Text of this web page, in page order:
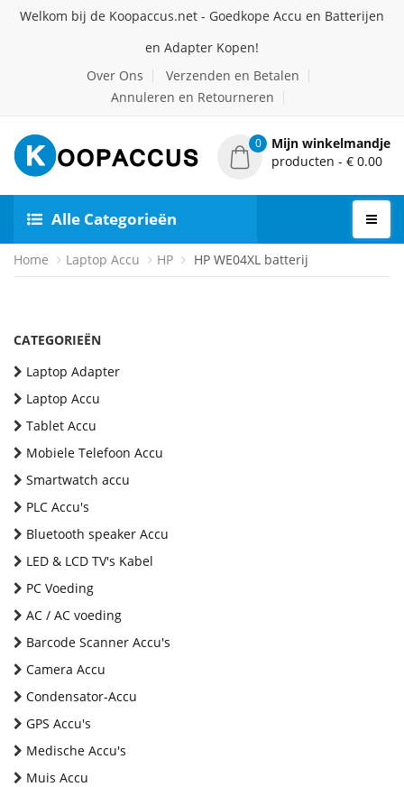
Welkom bij de Koopaccus.net - Goedkope Accu en Batterijen
en Adapter Kopen!
Over Ons
Verzenden en Betalen
Annuleren en Retourneren
0
Mijn winkelmandje
producten - € 0.00
Alle Categorieën
Home Laptop Accu HP HP WE04XL batterij
CATEGORIEËN
Laptop Adapter
Laptop Accu
Tablet Accu
Mobiele Telefoon Accu
Smartwatch accu
PLC Accu's
Bluetooth speaker Accu
LED & LCD TV's Kabel
PC Voeding
AC / AC voeding
Barcode Scanner Accu's
Camera Accu
Condensator-Accu
GPS Accu's
Medische Accu's
Muis Accu